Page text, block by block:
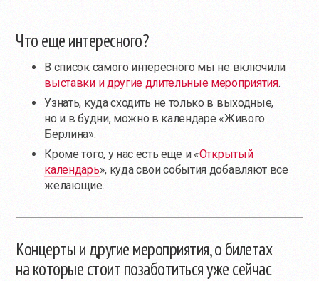
Что еще интересного?
В список самого интересного мы не включили
выставки и другие длительные мероприятия.
Узнать, куда сходить не только в выходные,
но и в будни, можно в календаре «Живого
Берлина».
Кроме того, у нас есть еще и «Открытый
календарь», куда свои события добавляют все
желающие.
Концерты и другие мероприятия, о билетах
на которые стоит позаботиться уже сейчас